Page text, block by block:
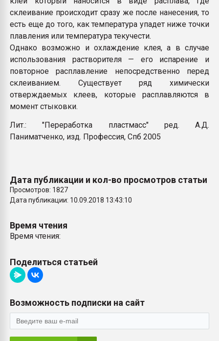
бутылок
ПЕРЕЙТИ НА
склеивание происходит сразу же после нанесения, то
есть еще до того, как температура упадет ниже точки
плавления или температура текучести.
Однако возможно и охлаждение клея, а в случае
использования растворителя — его испарение и
повторное расплавление непосредственно перед
склеиванием. Существует ряд химически
отверждаемых клеев, которые расплавляются в
момент стыковки.
Лит.: "Переработка пластмасс" ред. А.Д.
Паниматченко, изд. Профессия, Спб 2005
Дата публикации и кол-во просмотров статьи
Просмотров: 1827
Дата публикации: 10.09.2018 13:43:10
Время чтения
Время чтения:
Поделиться статьей
Возможность подписки на сайт